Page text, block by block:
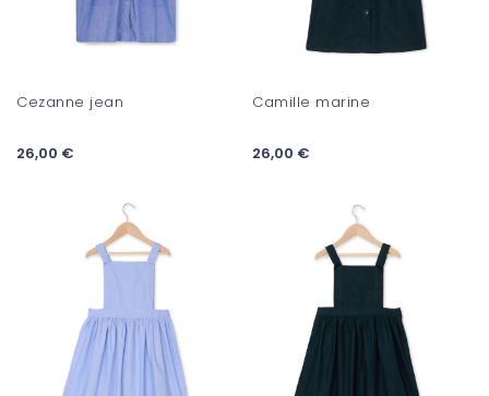
Cezanne jean
26,00 €
Camille marine
26,00 €